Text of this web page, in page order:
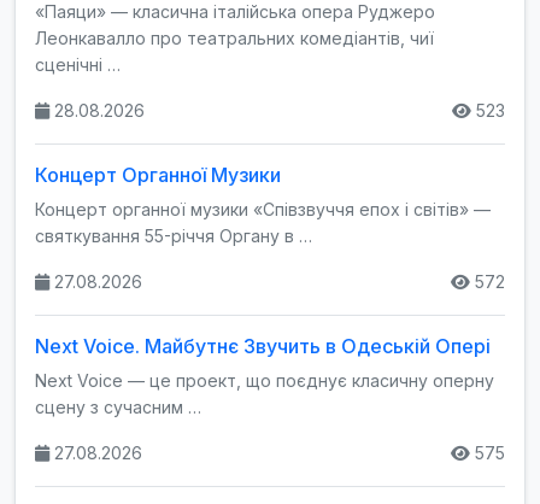
«Паяци» — класична італійська опера Руджеро
Леонкавалло про театральних комедіантів, чиї
сценічні …
28.08.2026 523
Концерт Органної Музики
Концерт органної музики «Співзвуччя епох і світів» —
святкування 55-річчя Органу в …
27.08.2026 572
Next Voice. Майбутнє Звучить в Одеській Опері
Next Voice — це проект, що поєднує класичну оперну
сцену з сучасним …
27.08.2026 575